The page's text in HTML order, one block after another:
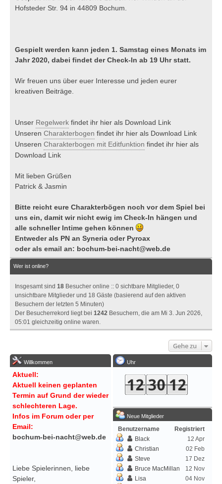
Hofsteder Str. 94 in 44809 Bochum.
Gespielt werden kann jeden 1. Samstag eines Monats im
Jahr 2020, dabei findet der Check-In ab 19 Uhr statt.
Wir freuen uns über euer Interesse und jeden eurer
kreativen Beiträge.
Unser Regelwerk findet ihr hier als Download Link
Unseren Charakterbogen findet ihr hier als Download Link
Unseren Charakterbogen mit Editfunktion findet ihr hier als
Download Link
Mit lieben Grüßen
Patrick & Jasmin
Bitte reicht eure Charakterbögen noch vor dem Spiel bei
uns ein, damit wir nicht ewig im Check-In hängen und
alle schneller Intime gehen können
Entweder als PN an Syneria oder Pyroax
oder als email an: bochum-bei-nacht@web.de
Wer ist online?
Insgesamt sind 18 Besucher online :: 0 sichtbare Mitglieder, 0
unsichtbare Mitglieder und 18 Gäste (basierend auf den aktiven
Besuchern der letzten 5 Minuten)
Der Besucherrekord liegt bei 1242 Besuchern, die am Mi 3. Jun 2026,
05:01 gleichzeitig online waren.
Gehe zu
Willkommen
Aktuell:
Aktuell keinen geplanten
Termin auf Grund der wieder
schlechteren Lage.
Infos im Forum oder per
Email:
bochum-bei-nacht@web.de
Liebe Spielerinnen, liebe
Spieler,
Uhr
Neue Mitglieder
Benutzername
Registriert
Black
12 Apr
Christian
02 Feb
Steve
17 Dez
Bruce MacMillan
12 Nov
Lisa
04 Nov